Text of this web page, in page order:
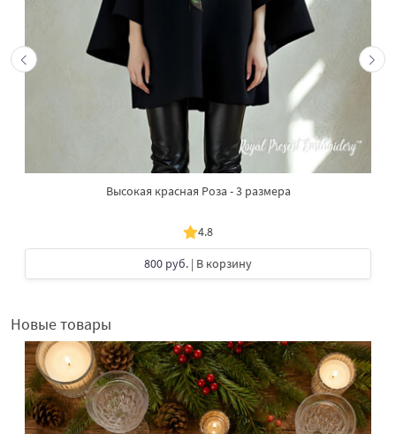
Высокая красная Роза - 3 размера
4.8
800 руб. | В корзину
Новые товары